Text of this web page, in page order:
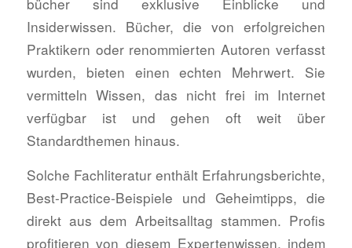
Insiderwissen. Bücher, die von erfolgreichen
Praktikern oder renommierten Autoren verfasst
wurden, bieten einen echten Mehrwert. Sie
vermitteln Wissen, das nicht frei im Internet
verfügbar ist und gehen oft weit über
Standardthemen hinaus.
Solche Fachliteratur enthält Erfahrungsberichte,
Best-Practice-Beispiele und Geheimtipps, die
direkt aus dem Arbeitsalltag stammen. Profis
profitieren von diesem Expertenwissen, indem